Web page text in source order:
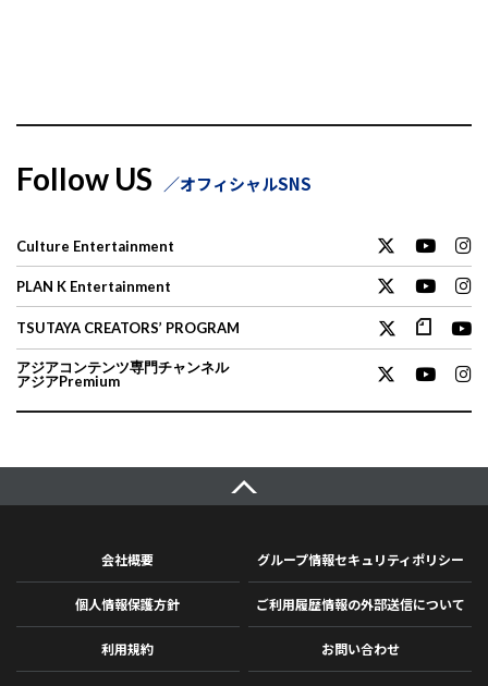
Follow US オフィシャルSNS
Culture Entertainment
PLAN K Entertainment
TSUTAYA CREATORS’ PROGRAM
アジアコンテンツ専門チャンネル
アジアPremium
会社概要 グループ情報セキュリティポリシー
個人情報保護方針 ご利用履歴情報の外部送信について
利用規約 お問い合わせ